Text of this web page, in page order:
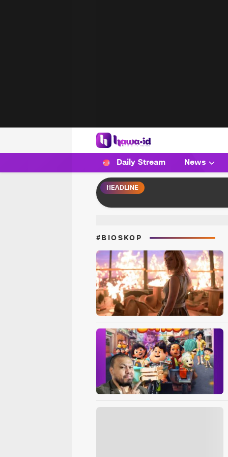
HAWA
Haluan Wanita Indonesia
Daily Stream News
HEADLINE
#BIOSKOP